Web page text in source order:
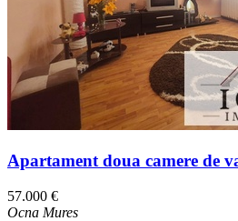
Apartament doua camere de
57.000 €
Ocna Mures